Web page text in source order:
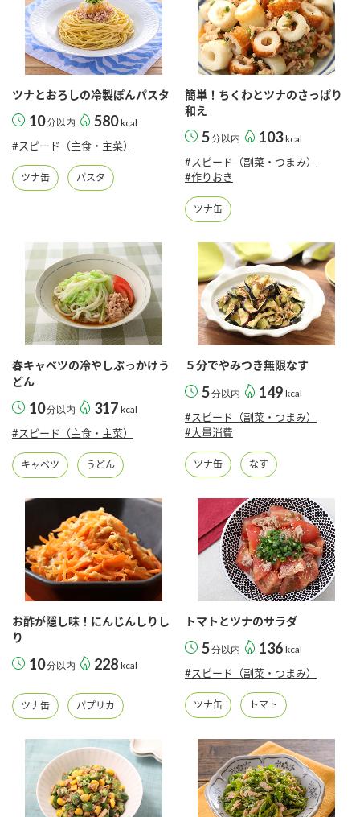
ツナとおろしの冷製ぽんパスタ
10分以内 580 kcal
#スピード（主食・主菜）
ツナ缶 パスタ
簡単！ちくわとツナのさっぱり
和え
5分以内 103 kcal
#スピード（副菜・つまみ）
#作りおき
ツナ缶
春キャベツの冷やしぶっかけう
どん
10分以内 317 kcal
#スピード（主食・主菜）
キャベツ うどん
５分でやみつき無限なす
5分以内 149 kcal
#スピード（副菜・つまみ）
#大量消費
ツナ缶 なす
お酢が隠し味！にんじんしりし
り
10分以内 228 kcal
ツナ缶 パプリカ
トマトとツナのサラダ
5分以内 136 kcal
#スピード（副菜・つまみ）
ツナ缶 トマト